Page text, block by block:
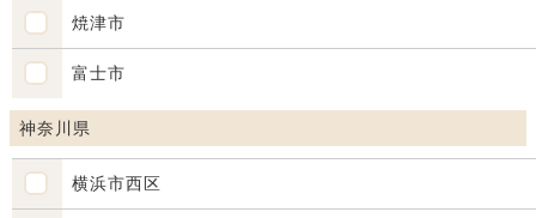
焼津市
富士市
神奈川県
横浜市西区